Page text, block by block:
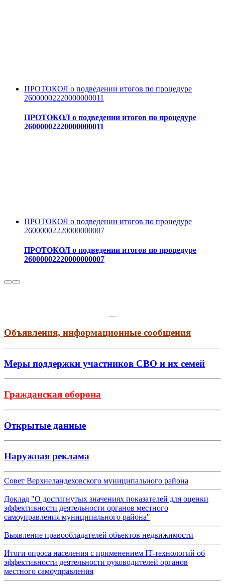
ПРОТОКОЛ о подведении итогов по процедуре
26000002220000000011
ПРОТОКОЛ о подведении итогов по процедуре
26000002220000000011
ПРОТОКОЛ о подведении итогов по процедуре
26000002220000000007
ПРОТОКОЛ о подведении итогов по процедуре
26000002220000000007
Объявления, информационные сообщения
Меры поддержки участников СВО и их семей
Гражданская оборона
Открытые данные
Наружная реклама
Совет Верхнеландеховского муниципального района
Доклад "О достигнутых значениях показателей для оценки
эффективности деятельности органов местного
самоуправления муниципального района"
Выявление правообладателей объектов недвижимости
Итоги опроса населения с применением IT-технологий об
эффективности деятельности руководителей органов
местного самоуправления